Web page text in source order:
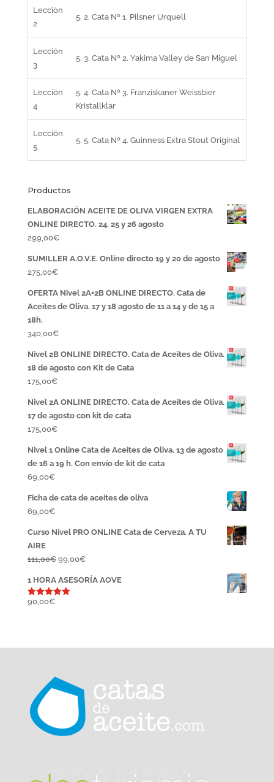
Lección
2
5. 2. Cata Nº 1. Pilsner Urquell
Lección
3
5. 3. Cata Nº 2. Yakima Valley de San Miguel
Lección
4
5. 4. Cata Nº 3. Franziskaner Weissbier
Kristallklar
Lección
5
5. 5. Cata Nº 4. Guinness Extra Stout Original
Productos
ELABORACIÓN ACEITE DE OLIVA VIRGEN EXTRA
ONLINE DIRECTO. 24, 25 y 26 agosto
299,00€
SUMILLER A.O.V.E. Online directo 19 y 20 de agosto
275,00€
OFERTA Nivel 2A+2B ONLINE DIRECTO. Cata de
Aceites de Oliva. 17 y 18 agosto de 11 a 14 y de 15 a
18h.
340,00€
Nivel 2B ONLINE DIRECTO. Cata de Aceites de Oliva.
18 de agosto con Kit de Cata
175,00€
Nivel 2A ONLINE DIRECTO. Cata de Aceites de Oliva.
17 de agosto con kit de cata
175,00€
Nivel 1 Online Cata de Aceites de Oliva. 13 de agosto
de 16 a 19 h. Con envío de kit de cata
69,00€
Ficha de cata de aceites de oliva
69,00€
Curso Nivel PRO ONLINE Cata de Cerveza. A TU
AIRE
111,00€ El
original
99,00€El
actual
1 HORA ASESORÍA AOVE
Valorado
90,00€